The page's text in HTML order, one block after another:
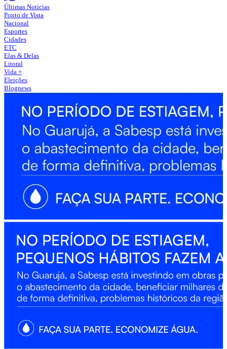
Últimas Notícias
Ponto de Vista
Nacional
Esportes
Cidades
ETC
Elas & Delas
Litoral
Vida +
Eleições
Blognews